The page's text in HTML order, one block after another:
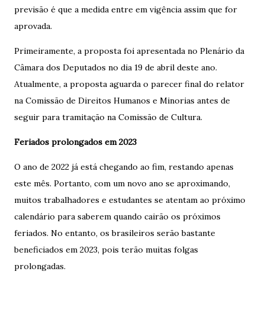
previsão é que a medida entre em vigência assim que for
aprovada.
Primeiramente, a proposta foi apresentada no Plenário da
Câmara dos Deputados no dia 19 de abril deste ano.
Atualmente, a proposta aguarda o parecer final do relator
na Comissão de Direitos Humanos e Minorias antes de
seguir para tramitação na Comissão de Cultura.
Feriados prolongados em 2023
O ano de 2022 já está chegando ao fim, restando apenas
este mês. Portanto, com um novo ano se aproximando,
muitos trabalhadores e estudantes se atentam ao próximo
calendário para saberem quando cairão os próximos
feriados. No entanto, os brasileiros serão bastante
beneficiados em 2023, pois terão muitas folgas
prolongadas.